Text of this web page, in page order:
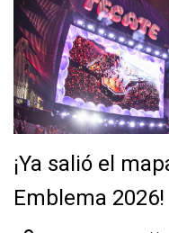
¡Ya salió el
Emblema 2026!